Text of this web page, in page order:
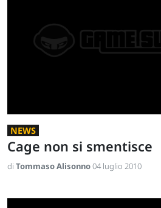
NEWS
Cage non si smentisce
di Tommaso Alisonno04 luglio 2010